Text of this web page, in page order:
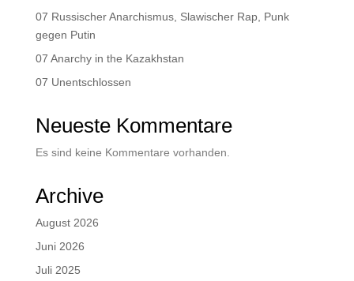
07 Russischer Anarchismus, Slawischer Rap, Punk
gegen Putin
07 Anarchy in the Kazakhstan
07 Unentschlossen
Neueste Kommentare
Es sind keine Kommentare vorhanden.
Archive
August 2026
Juni 2026
Juli 2025